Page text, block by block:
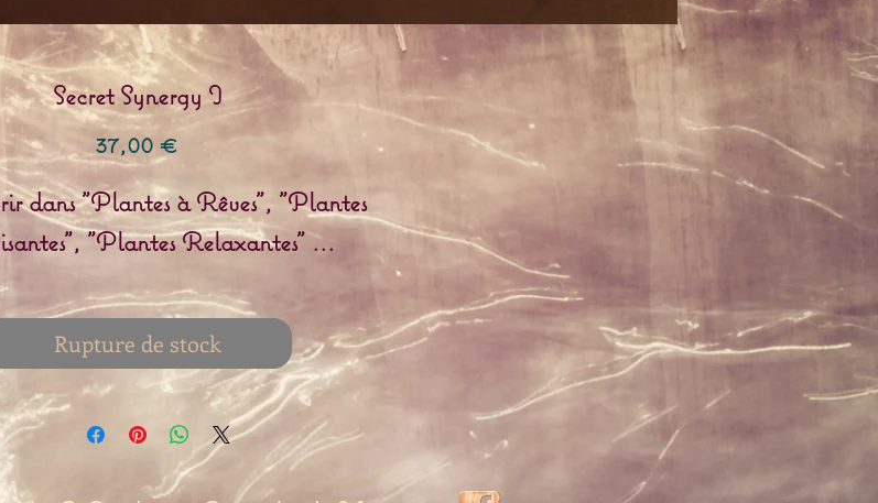
Secret Synergy I
37,00 €Prix
dans "Plantes à Rêves", "Plantes
"Plantes Relaxantes" ...
Rupture de stock